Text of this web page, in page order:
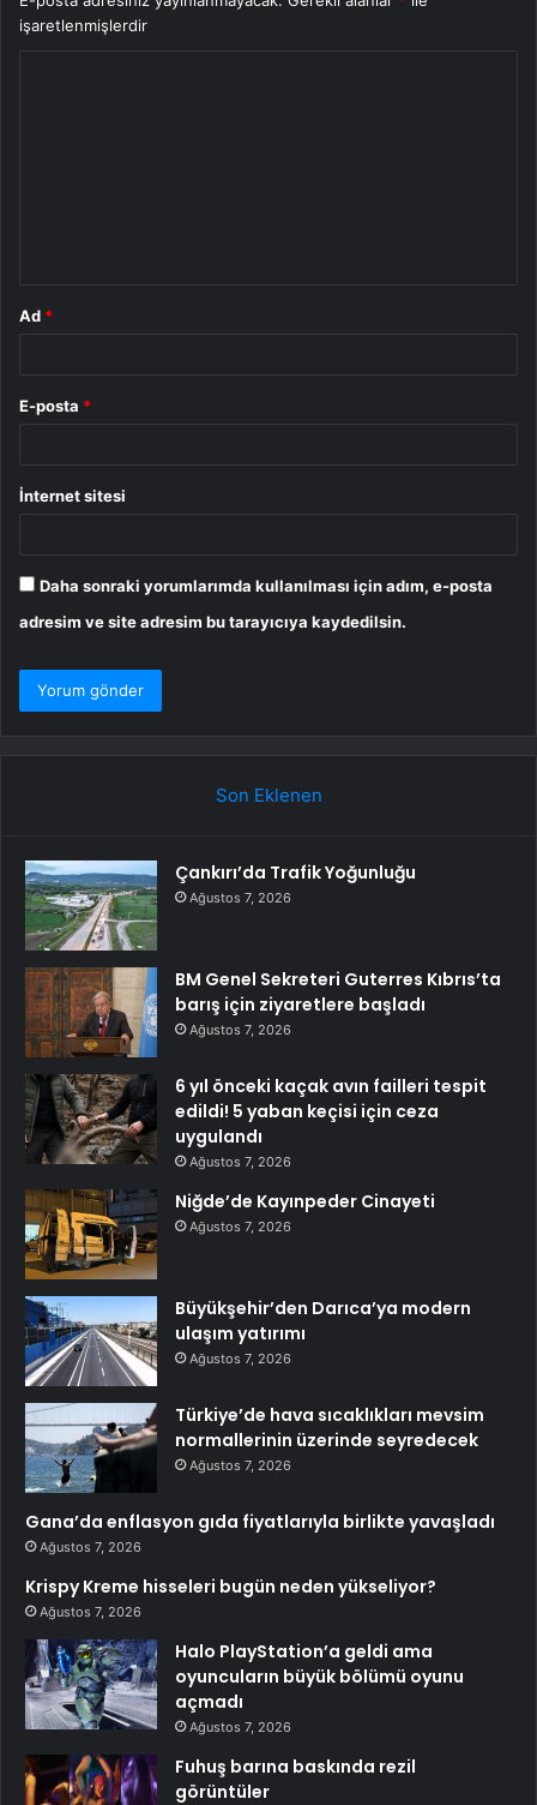
işaretlenmişlerdir
Ad *
E-posta *
İnternet sitesi
Daha sonraki yorumlarımda kullanılması için adım, e-posta
adresim ve site adresim bu tarayıcıya kaydedilsin.
Son Eklenen
Çankırı’da Trafik Yoğunluğu
Ağustos 7, 2026
BM Genel Sekreteri Guterres Kıbrıs’ta
barış için ziyaretlere başladı
Ağustos 7, 2026
6 yıl önceki kaçak avın failleri tespit
edildi! 5 yaban keçisi için ceza
uygulandı
Ağustos 7, 2026
Niğde’de Kayınpeder Cinayeti
Ağustos 7, 2026
Büyükşehir’den Darıca’ya modern
ulaşım yatırımı
Ağustos 7, 2026
Türkiye’de hava sıcaklıkları mevsim
normallerinin üzerinde seyredecek
Ağustos 7, 2026
Gana’da enflasyon gıda fiyatlarıyla birlikte yavaşladı
Ağustos 7, 2026
Krispy Kreme hisseleri bugün neden yükseliyor?
Ağustos 7, 2026
Halo PlayStation’a geldi ama
oyuncuların büyük bölümü oyunu
açmadı
Ağustos 7, 2026
Fuhuş barına baskında rezil
görüntüler